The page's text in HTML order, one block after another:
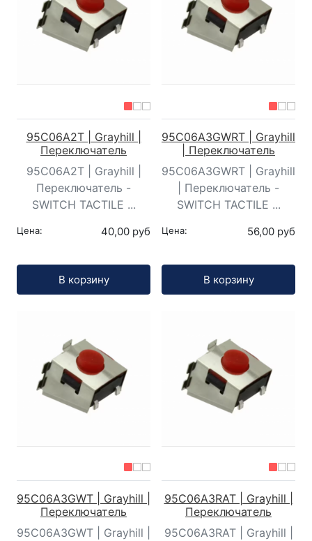
95C06A2T | Grayhill |
Переключатель
95C06A2T | Grayhill |
Переключатель -
SWITCH TACTILE ...
Цена: 40,00 руб
В корзину
95C06A3GWRT | Grayhill
| Переключатель
95C06A3GWRT | Grayhill
| Переключатель -
SWITCH TACTILE ...
Цена: 56,00 руб
В корзину
95C06A3GWT | Grayhill |
Переключатель
95C06A3GWT | Grayhill |
95C06A3RAT | Grayhill |
Переключатель
95C06A3RAT | Grayhill |